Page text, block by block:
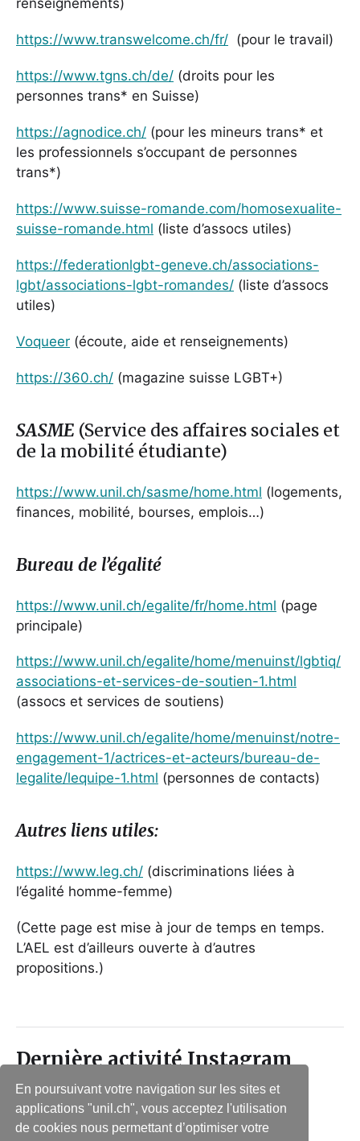
En poursuivant votre navigation sur les sites et
applications "unil.ch", vous acceptez l'utilisation
de cookies nous permettant d’optimiser votre
https://www.transwelcome.ch/fr/ (pour le travail)
https://www.tgns.ch/de/ (droits pour les
personnes trans* en Suisse)
https://agnodice.ch/ (pour les mineurs trans* et
les professionnels s’occupant de personnes
trans*)
https://www.suisse-romande.com/homosexualite-
suisse-romande.html (liste d’assocs utiles)
https://federationlgbt-geneve.ch/associations-
lgbt/associations-lgbt-romandes/ (liste d’assocs
utiles)
Voqueer (écoute, aide et renseignements)
https://360.ch/ (magazine suisse LGBT+)
SASME (Service des affaires sociales et
de la mobilité étudiante)
https://www.unil.ch/sasme/home.html (logements,
finances, mobilité, bourses, emplois…)
Bureau de l’égalité
https://www.unil.ch/egalite/fr/home.html (page
principale)
https://www.unil.ch/egalite/home/menuinst/lgbtiq/
associations-et-services-de-soutien-1.html
(assocs et services de soutiens)
https://www.unil.ch/egalite/home/menuinst/notre-
engagement-1/actrices-et-acteurs/bureau-de-
legalite/lequipe-1.html (personnes de contacts)
Autres liens utiles:
https://www.leg.ch/ (discriminations liées à
l’égalité homme-femme)
(Cette page est mise à jour de temps en temps.
L’AEL est d’ailleurs ouverte à d’autres
propositions.)
Dernière activité Instagram
Suivre sur Instagram